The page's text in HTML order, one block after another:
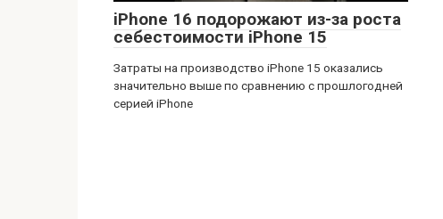
iPhone 16 подорожают из-за роста
себестоимости iPhone 15
Затраты на производство iPhone 15 оказались
значительно выше по сравнению с прошлогодней
серией iPhone